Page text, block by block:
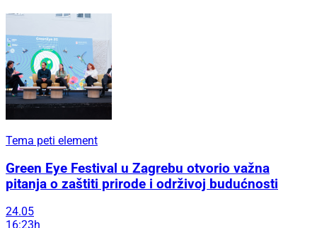
Tema peti element
Green Eye Festival u Zagrebu otvorio važna
pitanja o zaštiti prirode i održivoj budućnosti
24.05
16:23h